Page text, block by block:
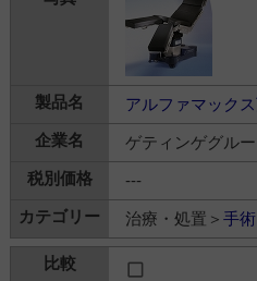
アルファマック
ゲティンゲグル
---
治療・処置＞ 手